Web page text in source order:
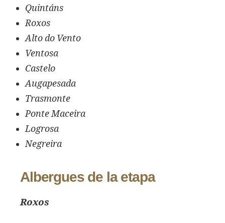
Quintáns
Roxos
Alto do Vento
Ventosa
Castelo
Augapesada
Trasmonte
Ponte Maceira
Logrosa
Negreira
Albergues de la etapa
Roxos